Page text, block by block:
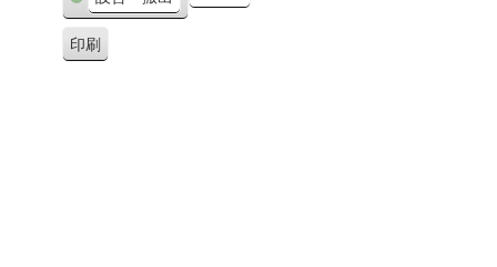
リ
ー
印刷